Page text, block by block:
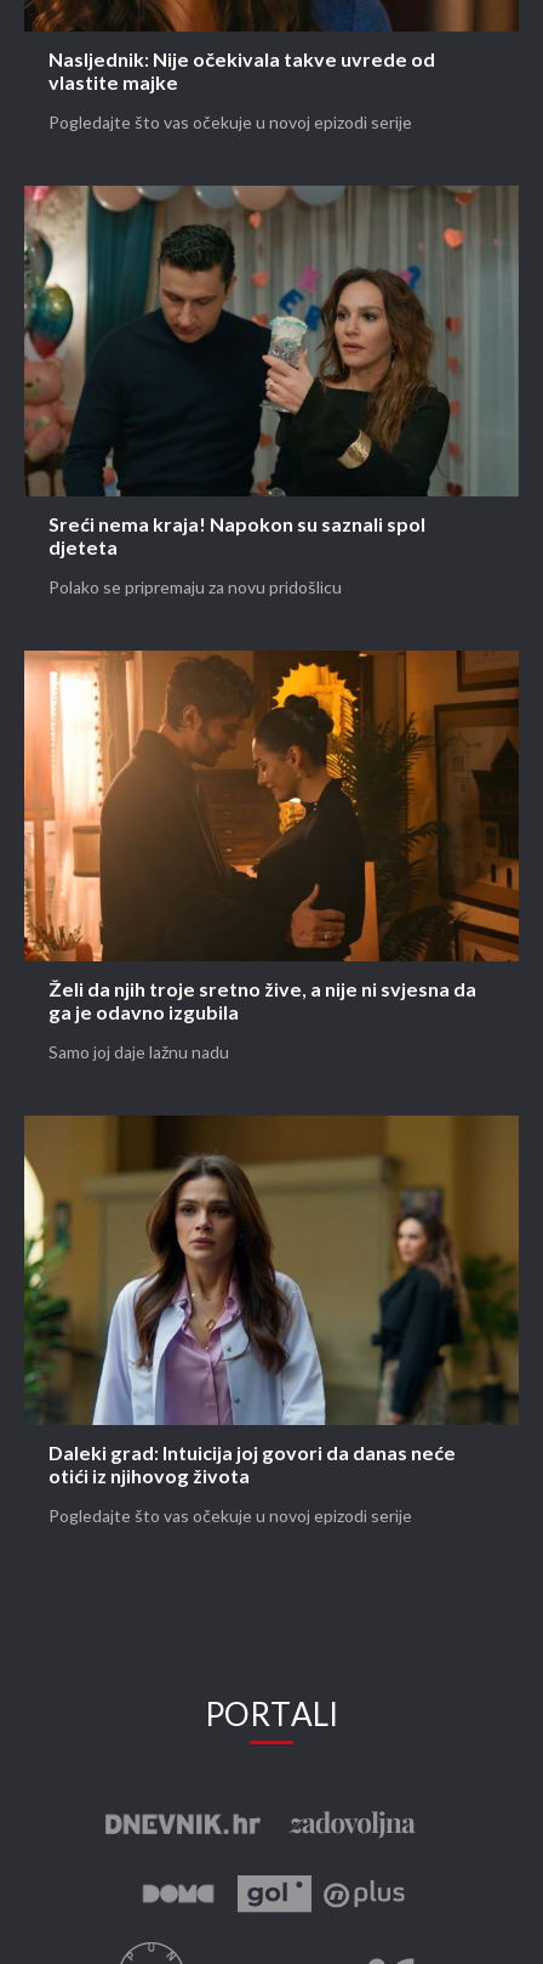
Nasljednik: Nije očekivala takve uvrede od
vlastite majke
Pogledajte što vas očekuje u novoj epizodi serije
Sreći nema kraja! Napokon su saznali spol
djeteta
Polako se pripremaju za novu pridošlicu
Želi da njih troje sretno žive, a nije ni svjesna da
ga je odavno izgubila
Samo joj daje lažnu nadu
Daleki grad: Intuicija joj govori da danas neće
otići iz njihovog života
Pogledajte što vas očekuje u novoj epizodi serije
PORTALI